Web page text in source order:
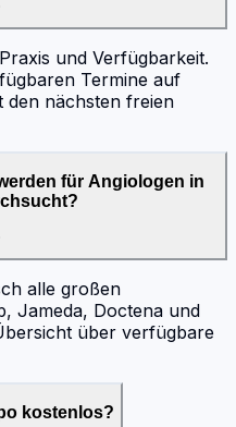
und Verfügbarkeit.
Termine auf
den nächsten freien
für Angiologen in
alle großen
Jameda, Doctena und
über verfügbare
kostenlos?